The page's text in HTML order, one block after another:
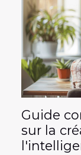
Guide
sur la